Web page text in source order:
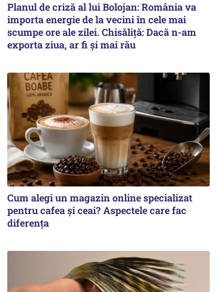
Planul de criză al lui Bolojan: România va
importa energie de la vecini în cele mai
scumpe ore ale zilei. Chisăliță: Dacă n-am
exporta ziua, ar fi și mai rău
Cum alegi un magazin online specializat
pentru cafea și ceai? Aspectele care fac
diferența